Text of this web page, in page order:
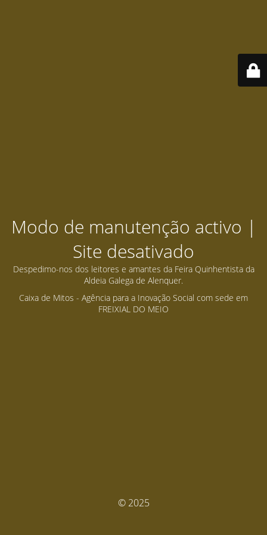
Modo de manutenção activo |
Site desativado
Despedimo-nos dos leitores e amantes da Feira Quinhentista da
Aldeia Galega de Alenquer.
Caixa de Mitos - Agência para a Inovação Social com sede em
FREIXIAL DO MEIO
© 2025